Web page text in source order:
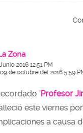
Zona
2016 12:51 PM
de octubre del 2016 5:59
'Profesor
este viernes
a causa